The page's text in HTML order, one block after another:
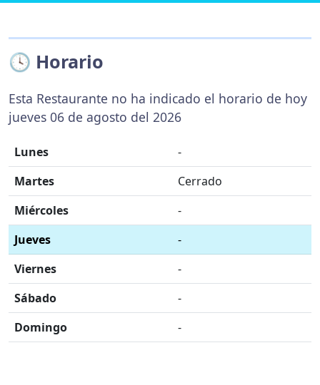
🕓 Horario
Esta Restaurante no ha indicado el horario de hoy
jueves 06 de agosto del 2026
Lunes
-
Martes
Cerrado
Miércoles
-
Jueves
-
Viernes
-
Sábado
-
Domingo
-